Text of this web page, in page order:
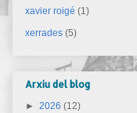
xavier roigé (1)
xerrades (5)
Arxiu del blog
► 2026 (12)